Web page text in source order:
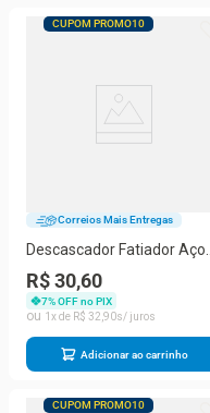
CUPOM PROMO10
Correios Mais Entregas
Descascador Fatiador Aço
Inox de Legumes Frutas
Utensilio de Cozinha Prático
R$ 30,60
7% OFF no PIX
1
R$ 32 90
Adicionar ao carrinho
CUPOM PROMO10